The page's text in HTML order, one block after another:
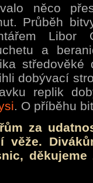
něco
Průběh
Libor
a
středověké
dobývací
replik
. O příběhu
za
věže.
děkujeme